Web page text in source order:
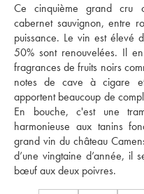
Ce cinquième grand cru
cabernet sauvignon, entre
puissance. Le vin est
50% sont renouvelées. Il
fragrances de fruits noirs
notes de cave à cigare
apportent beaucoup de
En bouche, c'est une
harmonieuse aux tanins
grand vin du château
d’une vingtaine d’année, il